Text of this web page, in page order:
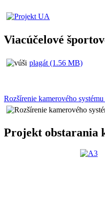
Viacúčelové
plagát (1.56 MB)
Rozšírenie kamerového
Projekt obstarania